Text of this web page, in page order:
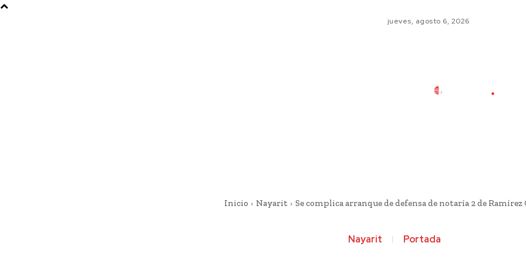
jueves, agosto 6, 2026
Inicio Nayarit Se complica arranque de defensa de notaría 2 de Ramírez
Nayarit Portada